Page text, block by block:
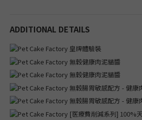
ADDITIONAL DETAILS